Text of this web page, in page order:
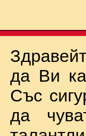
да Ви
Със
да